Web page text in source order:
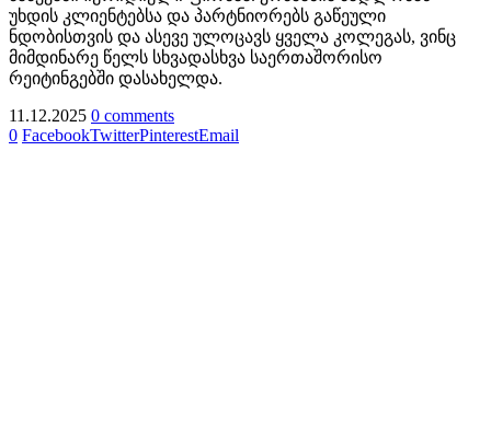
უხდის კლიენტებსა და პარტნიორებს გაწეული
ნდობისთვის და ასევე ულოცავს ყველა კოლეგას, ვინც
მიმდინარე წელს სხვადასხვა საერთაშორისო
რეიტინგებში დასახელდა.
11.12.2025 0 comments
0 FacebookTwitterPinterestEmail